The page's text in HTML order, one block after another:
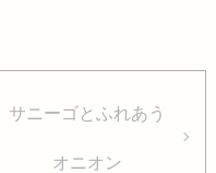
サニーゴとふれあう
オニオン